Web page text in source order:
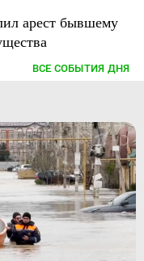
арест бывшему
ВСЕ СОБЫТИЯ ДНЯ